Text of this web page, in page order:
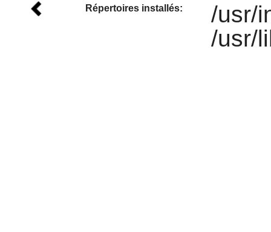
Répertoires installés:
/usr/
/usr/